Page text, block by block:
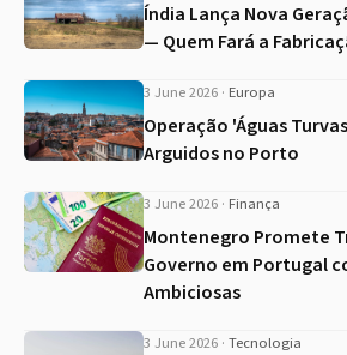
Índia Lança Nova
— Quem Fará a
3 June 2026 · Europa
Operação 'Águas
Arguidos no Porto
3 June 2026 · Finança
Montenegro Promete
Governo em Portugal
Ambiciosas
3 June 2026 · Tecnologia